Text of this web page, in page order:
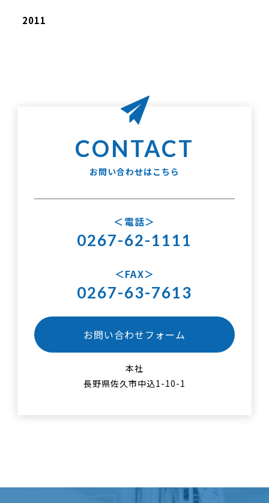
2011
お問い合わせはこちら
電話
0267-62-1111
FAX
0267-63-7613
お問い合わせフォーム
本社
長野県佐久市中込1-10-1